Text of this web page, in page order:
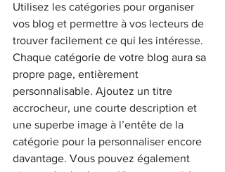
Utilisez les catégories pour organiser
vos blog et permettre à vos lecteurs de
trouver facilement ce qui les intéresse.
Chaque catégorie de votre blog aura sa
propre page, entièrement
personnalisable. Ajoutez un titre
accrocheur, une courte description et
une superbe image à l’entête de la
catégorie pour la personnaliser encore
davantage. Vous pouvez également